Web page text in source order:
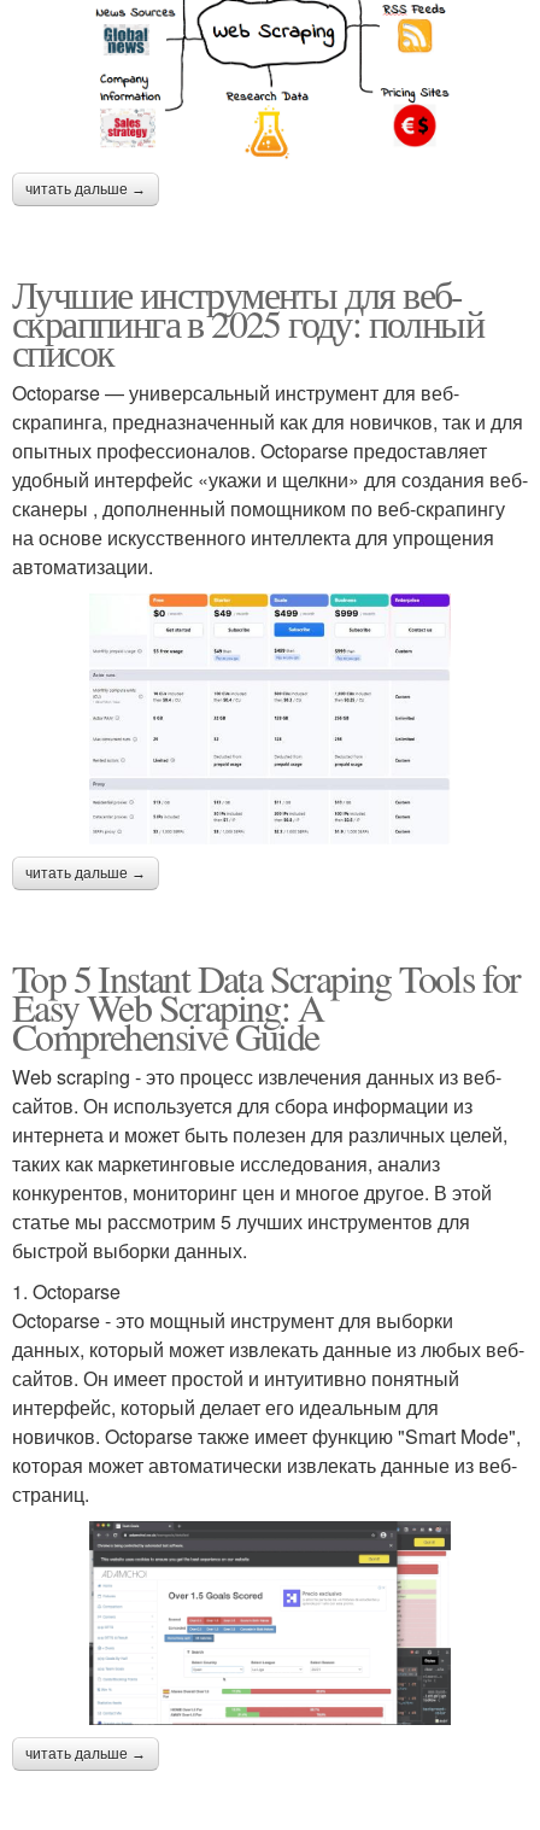
читать дальше →
Лучшие инструменты для веб-
скраппинга в 2025 году: полный
список
Octoparse — универсальный инструмент для веб-
скрапинга, предназначенный как для новичков, так и для
опытных профессионалов. Octoparse предоставляет
удобный интерфейс «укажи и щелкни» для создания веб-
сканеры , дополненный помощником по веб-скрапингу
на основе искусственного интеллекта для упрощения
автоматизации.
читать дальше →
Top 5 Instant Data Scraping Tools for
Easy Web Scraping: A
Comprehensive Guide
Web scraping - это процесс извлечения данных из веб-
сайтов. Он используется для сбора информации из
интернета и может быть полезен для различных целей,
таких как маркетинговые исследования, анализ
конкурентов, мониторинг цен и многое другое. В этой
статье мы рассмотрим 5 лучших инструментов для
быстрой выборки данных.
1. Octoparse
Octoparse - это мощный инструмент для выборки
данных, который может извлекать данные из любых веб-
сайтов. Он имеет простой и интуитивно понятный
интерфейс, который делает его идеальным для
новичков. Octoparse также имеет функцию "Smart Mode",
которая может автоматически извлекать данные из веб-
страниц.
читать дальше →